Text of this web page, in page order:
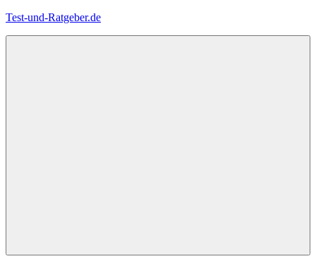
Zum
Test-und-Ratgeber.de